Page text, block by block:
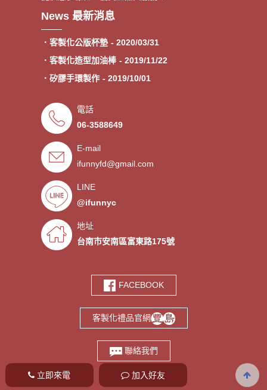
News 最新消息
費》
．客製化公版杯墊 - 2020/03/31
．客製化造型加油棒 - 2019/11/22
．矽膠手環製作 - 2019/10/01
．來圖印製氣囊支架 低起訂量
．超低價少量手環客製
．禮贈品客製化服務，歡迎免費
索取樣品。
．氣囊支架客製服務 - 2019/08/30
．廣告扇製作工廠 -競選造勢熱
門宣傳贈品
．宮廟神明結緣品訂做
．水晶滴膠氣囊支架製作
．客製氣囊手機支架 - 2019/06/18
．鑰匙圈少量客製印刷歡迎打樣‎ - 2019/05/10
．鑰匙圈客製化專家 - 2019/05/10
．台南螢幕擦拭貼製造廠商‎ - 2019/05/07
．選舉宣傳造勢擦拭貼訂做 - 2019/05/06
．伸縮氣囊手機支架客製 - 2019/04/18
電話
06-3588649
E-mail
ifunnyfd@gmail.com
LINE
@ifunnyc
地址
台南市安南區富東路175號
FACEBOOK
客製化禮品官網
聯絡我們
立即來電 加入好友